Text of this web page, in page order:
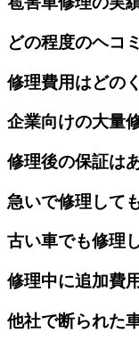
どの程度のヘコ
修理費用はどの
企業向けの大量
修理後の保証は
急いで修理して
古い車でも修理
修理中に追加費
他社で断られた